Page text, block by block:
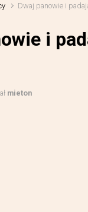
Dwaj panowie i
i
mieton